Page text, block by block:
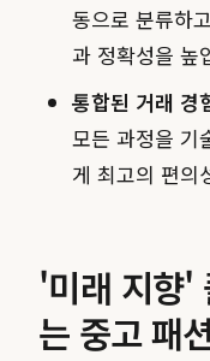
동으로 분류하
과 정확성을 높
통합된 거래 경
모든 과정을 기
게 최고의 편의
'미래 지향'
는 중고 패